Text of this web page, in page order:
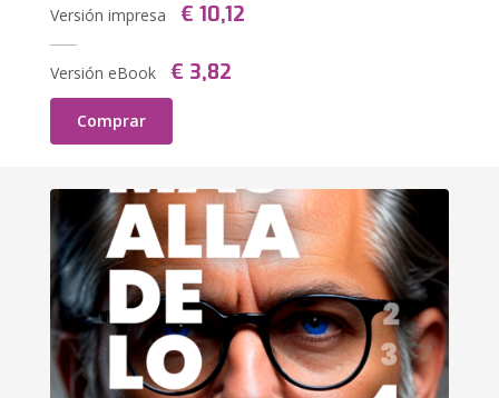
Versión impresa € 10,12
Versión eBook € 3,82
Comprar